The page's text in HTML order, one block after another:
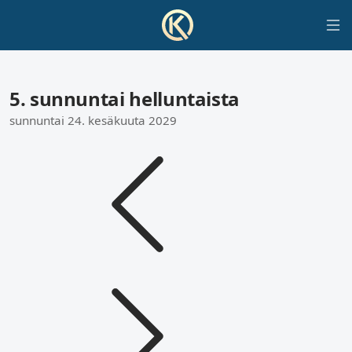
5. sunnuntai helluntaista
sunnuntai 24. kesäkuuta 2029